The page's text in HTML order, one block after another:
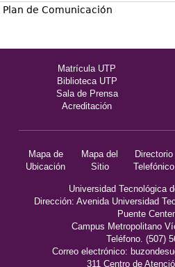
Plan de Comunicación
Matrícula UTP
Biblioteca UTP
Sala de Prensa
Acreditación
Mapa de
Ubicación
Mapa del
Sitio
Directorio
Telefónico
Universidad Tecnológica
Dirección: Avenida Universidad
Puente
Campus Metropolitano
Teléfono. (507)
Correo electrónico:
311 Centro de